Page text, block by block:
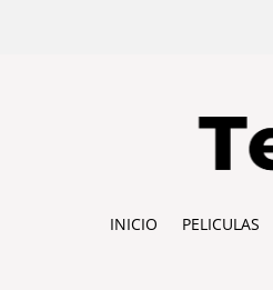
INICIO PELICULAS